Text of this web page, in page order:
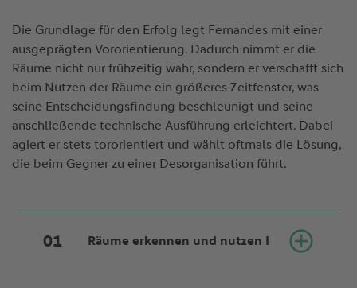
Die Grundlage für den Erfolg legt Fernandes mit einer
ausgeprägten Vororientierung. Dadurch nimmt er die
Räume nicht nur frühzeitig wahr, sondern er verschafft sich
beim Nutzen der Räume ein größeres Zeitfenster, was
seine Entscheidungsfindung beschleunigt und seine
anschließende technische Ausführung erleichtert. Dabei
agiert er stets tororientiert und wählt oftmals die Lösung,
die beim Gegner zu einer Desorganisation führt.
Räume erkennen und nutzen I